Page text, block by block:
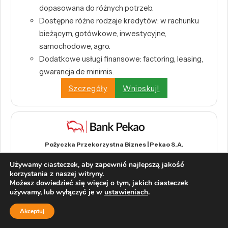
dopasowana do różnych potrzeb.
Dostępne różne rodzaje kredytów: w rachunku
bieżącym, gotówkowe, inwestycyjne,
samochodowe, agro.
Dodatkowe usługi finansowe: factoring, leasing,
gwarancja de minimis.
Szczegóły
Wnioskuj!
Pożyczka Przekorzystna Biznes | Pekao S.A.
Kwota do 400 000 zł
0% prowizji przygotowawczej
Decyzja w 45 minut
Na dowolny cel biznesowy
Używamy ciasteczek, aby zapewnić najlepszą jakość
korzystania z naszej witryny.
Możesz dowiedzieć się więcej o tym, jakich ciasteczek
używamy, lub wyłączyć je w ustawieniach.
Akceptuj